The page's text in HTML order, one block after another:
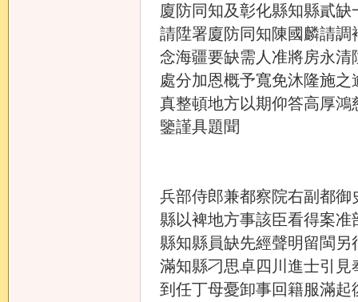
廈防同知及彰化縣知縣貳
請陞署廈防同知陳國麟請
念海疆要缺需人准將房永
處分加恩概予寬免沐隆施
真整頓地方以期仰答高厚
鑒謹具題聞
兵部侍郎兼都察院右副都
縣以裨地方事該臣看得案
縣知縣員缺先經聲明留閩
滿知縣刁思卓四川進士引
到任丁母憂卸事回籍服滿